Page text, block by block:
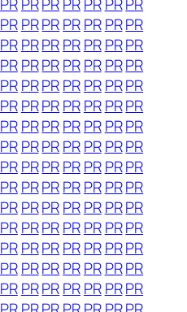
PRPRPRPRPR PRPR
PRPRPRPRPR PRPR
PRPRPRPRPR PRPR
PRPRPRPRPR PRPR
PRPRPRPRPR PRPR
PRPRPRPRPR PRPR
PRPRPRPRPR PRPR
PRPRPRPRPR PRPR
PRPRPRPRPR PRPR
PRPRPRPRPR PRPR
PRPRPRPRPR PRPR
PRPRPRPRPR PRPR
PRPRPRPRPR PRPR
PRPRPRPRPR PRPR